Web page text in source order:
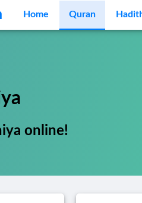
Home Quran
online!